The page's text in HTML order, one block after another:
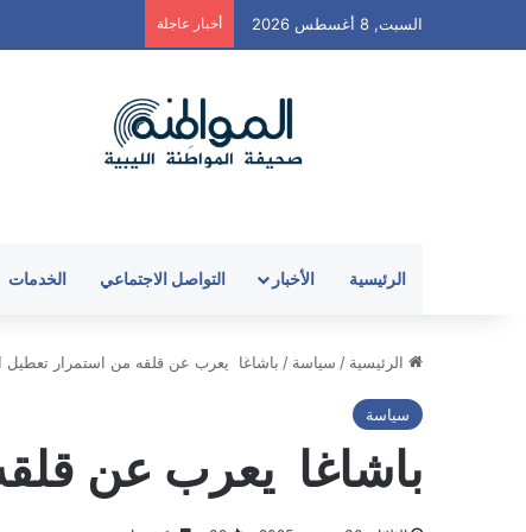
السبت, 8 أغسطس 2026 أخبار عاجلة
الرئيسية الأخبار التواصل الاجتماعي الخدمات
الرئيسية / سياسة / باشاغا يعرب عن قلقه من استمرار تعطيل
سياسة
باشاغا يعرب عن قلقه